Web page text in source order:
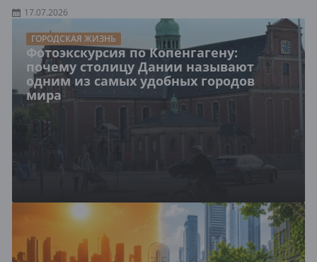
17.07.2026
ГОРОДСКАЯ ЖИЗНЬ
Фотоэкскурсия по Копенгагену:
почему столицу Дании называют
одним из самых удобных городов
мира